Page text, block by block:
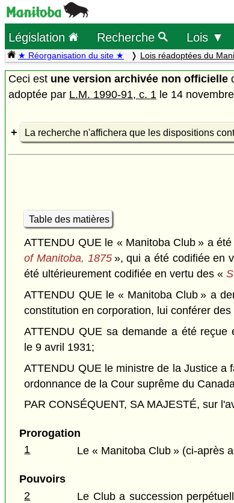
Législation Recherche Lois ▼
★ Réorganisation du site ★ Lois réadoptées du
Ceci est une version archivée non officielle
adoptée par L.M. 1990-91, c. 1 le 14
La recherche n'affichera que les dispositions
Table des matières
ATTENDU QUE le « Manitoba Club » a
of Manitoba, 1875», qui a été codifiée en
été ultérieurement codifiée en vertu des «
ATTENDU QUE le « Manitoba Club » a
constitution en corporation, lui conférer
ATTENDU QUE sa demande a été
le 9 avril 1931;
ATTENDU QUE le ministre de la Justice
ordonnance de la Cour suprême du
PAR CONSÉQUENT, SA MAJESTÉ, sur
Prorogation
1
Le « Manitoba Club » (ci-après
Pouvoirs
2
Le Club a succession